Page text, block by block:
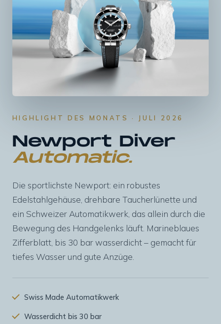
HIGHLIGHT DES MONATS · JULI 2026
Newport Diver
Automatic.
Die sportlichste Newport: ein robustes
Edelstahlgehäuse, drehbare Taucherlünette und
ein Schweizer Automatikwerk, das allein durch die
Bewegung des Handgelenks läuft. Marineblaues
Zifferblatt, bis 30 bar wasserdicht – gemacht für
tiefes Wasser und gute Anzüge.
Swiss Made Automatikwerk
Wasserdicht bis 30 bar